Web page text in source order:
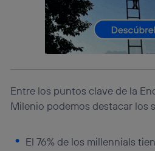
Entre los puntos clave de la
Milenio podemos destacar los
El 76% de los millennials
prioridad ofreciéndote elección y
La tecnología utiliza un
operadora de telefonía,
información de la cuenta de
(p. ej., número de teléfono móvil).
Este identificador se asigna a la
lo que cualquier persona que
consienta el uso de la tecnología
Si utilizas una conexión de